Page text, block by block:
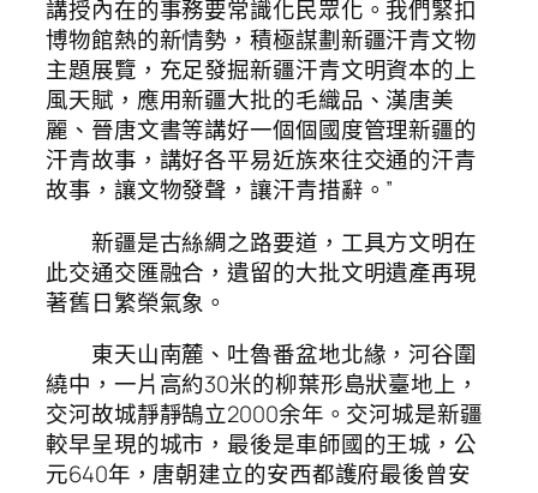
講授內在的事務要常識化民眾化。我們緊扣
博物館熱的新情勢，積極謀劃新疆汗青文物
主題展覽，充足發掘新疆汗青文明資本的上
風天賦，應用新疆大批的毛織品、漢唐美
麗、晉唐文書等講好一個個國度管理新疆的
汗青故事，講好各平易近族來往交通的汗青
故事，讓文物發聲，讓汗青措辭。”
新疆是古絲綢之路要道，工具方文明在
此交通交匯融合，遺留的大批文明遺產再現
著舊日繁榮氣象。
東天山南麓、吐魯番盆地北緣，河谷圍
繞中，一片高約30米的柳葉形島狀臺地上，
交河故城靜靜鵠立2000余年。交河城是新疆
較早呈現的城市，最後是車師國的王城，公
元640年，唐朝建立的安西都護府最後曾安